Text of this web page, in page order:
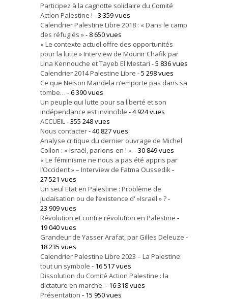
Participez à la cagnotte solidaire du Comité
Action Palestine ! - 3 359 vues
Calendrier Palestine Libre 2018 : « Dans le camp
des réfugiés »- 8 650 vues
« Le contexte actuel offre des opportunités
pour la lutte » Interview de Mounir Chafik par
Lina Kennouche et Tayeb El Mestari - 5 836 vues
Calendrier 2014 Palestine Libre - 5 298 vues
Ce que Nelson Mandela n’emporte pas dans sa
tombe… - 6 390 vues
Un peuple qui lutte pour sa liberté et son
indépendance est invincible - 4 924 vues
ACCUEIL- 355 248 vues
Nous contacter- 40 827 vues
Analyse critique du dernier ouvrage de Michel
Collon : « Israël, parlons-en ! ». - 30 849 vues
« Le féminisme ne nous a pas été appris par
l’Occident » – Interview de Fatma Oussedik-
27 521 vues
Un seul Etat en Palestine : Problème de
judaïsation ou de l’existence d' »Israël » ?-
23 909 vues
Révolution et contre révolution en Palestine -
19 040 vues
Grandeur de Yasser Arafat, par Gilles Deleuze -
18 235 vues
Calendrier Palestine Libre 2023 – La Palestine:
tout un symbole - 16 517 vues
Dissolution du Comité Action Palestine : la
dictature en marche. - 16 318 vues
Présentation - 15 950 vues